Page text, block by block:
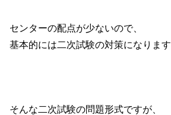
センターの配点が少ないので、
基本的には二次試験の対策になります
そんな二次試験の問題形式ですが、